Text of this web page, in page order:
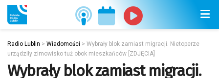
Radio Lublin > Wiadomości > Wybrały blok zamiast migracji. Nietoperze
urządziły zimowisko tuż obok mieszkańców [ZDJĘCIA]
Wybrały blok zamiast migracji.